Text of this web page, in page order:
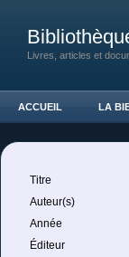
Livres, articles et
ACCUEIL LA
Titre
Auteur(s)
Année
Éditeur